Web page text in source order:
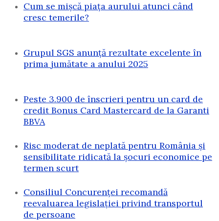
Cum se mișcă piața aurului atunci când
cresc temerile?
Grupul SGS anunță rezultate excelente în
prima jumătate a anului 2025
Peste 3.900 de înscrieri pentru un card de
credit Bonus Card Mastercard de la Garanti
BBVA
Risc moderat de neplată pentru România și
sensibilitate ridicată la șocuri economice pe
termen scurt
Consiliul Concurenței recomandă
reevaluarea legislației privind transportul
de persoane